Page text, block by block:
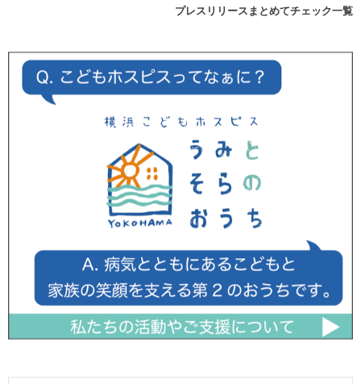
プレスリリースまとめてチェック一覧